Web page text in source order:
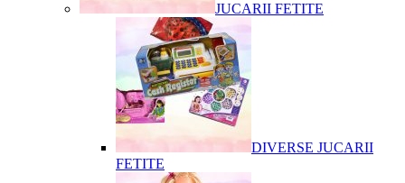
JUCARII FETITE
DIVERSE JUCARII
FETITE